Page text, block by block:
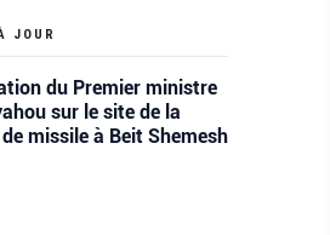
JOUR
du Premier ministre
sur le site de la
missile à Beit Shemesh